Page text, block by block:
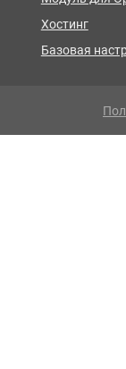
Хостинг
Базовая